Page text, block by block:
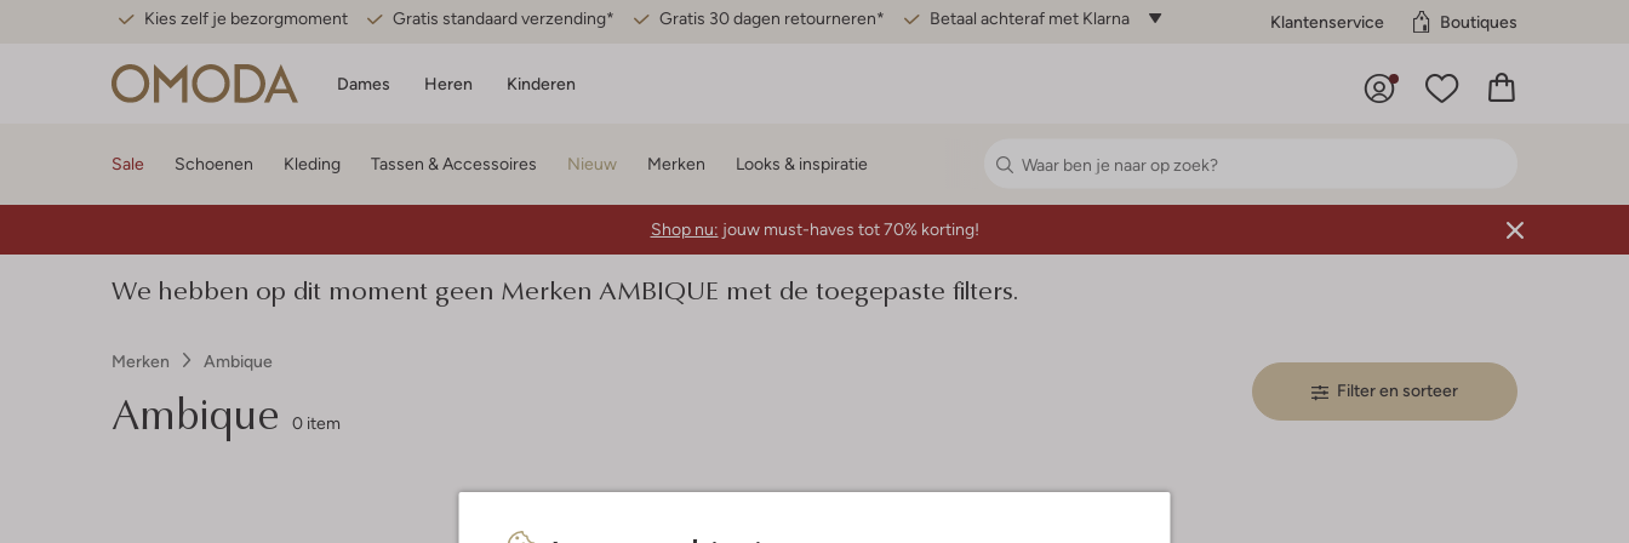
Kies zelf je bezorgmoment Gratis standaard verzending* Gratis 30 dagen retourneren* Betaal achteraf met Klarna Klantenservice Boutiques
Dames Heren Kinderen
Sale Schoenen Kleding Tassen & Accessoires Nieuw Merken Looks & inspiratie
Shop nu: jouw must-haves tot 70% korting!
We hebben op dit moment geen Merken AMBIQUE met de toegepaste filters.
Merken Ambique
Ambique 0 item
Filter en sorteer